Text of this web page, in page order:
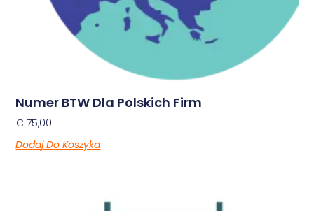
Numer BTW Dla Polskich Firm
€ 75,00
Dodaj Do Koszyka